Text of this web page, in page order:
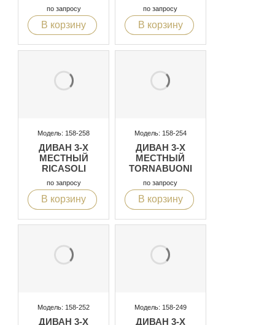
по запросу
В корзину
по запросу
В корзину
Модель: 158-258
ДИВАН 3-Х
МЕСТНЫЙ
RICASOLI
по запросу
В корзину
Модель: 158-254
ДИВАН 3-Х
МЕСТНЫЙ
TORNABUONI
по запросу
В корзину
Модель: 158-252
ДИВАН 3-Х
Модель: 158-249
ДИВАН 3-Х